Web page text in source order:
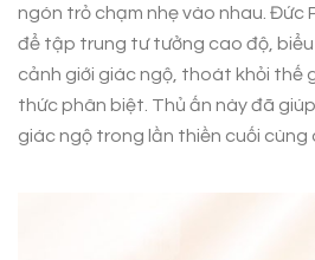
ngón trỏ chạm nhẹ vào nhau. Đức
để tập trung tư tưởng cao độ,
cảnh giới giác ngộ, thoát khỏi thế
thức phân biệt. Thủ ấn này đã
giác ngộ trong lần thiền cuối cùng